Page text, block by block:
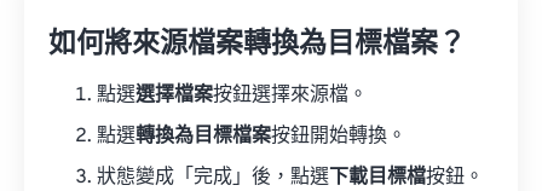
如何將來源檔案轉換為目標檔案？
點選選擇檔案按鈕選擇來源檔。
點選轉換為目標檔案按鈕開始轉換。
狀態變成「完成」後，點選 下載目標檔按鈕。